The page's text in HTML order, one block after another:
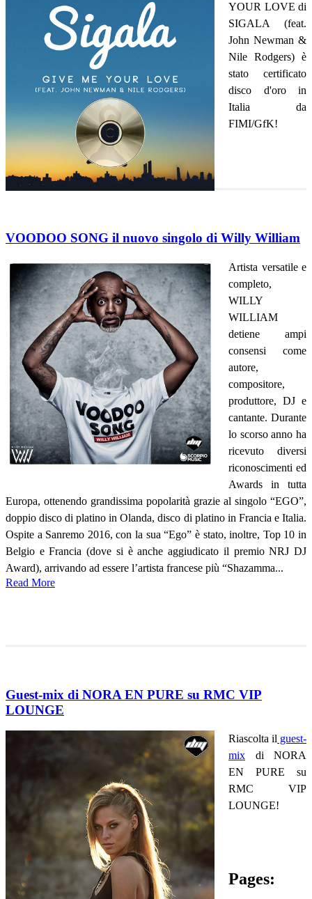
YOUR LOVE di
SIGALA (feat.
John Newman &
Nile Rodgers) è
stato certificato
disco d'oro in
Italia da
FIMI/GfK!
VOODOO SONG il nuovo singolo di Willy William
Artista versatile e
completo,
WILLY
WILLIAM
detiene ampi
consensi come
autore,
compositore,
produttore, DJ e
cantante. Durante
lo scorso anno ha
ricevuto diversi
riconoscimenti ed
Awards in tutta
Europa, ottenendo grandissima popolarità grazie al singolo “EGO”,
doppio disco di platino in Olanda, disco di platino in Francia e Italia.
Ospite a Sanremo 2016, con la sua “Ego” è stato, inoltre, Top 10 in
Belgio e Francia (dove si è anche aggiudicato il premio NRJ DJ
Award), arrivando ad essere l’artista francese più “Shazamma...
Read More
Guest-mix di NORA EN PURE su RMC VIP
LOUNGE
Riascolta il guest-
mix di NORA
EN PURE su
RMC VIP
LOUNGE!
Pages: